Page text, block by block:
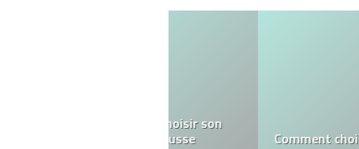
Comment vous
préparez-vous à votre